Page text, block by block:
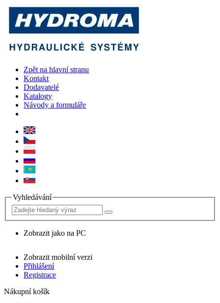
Zpět na hlavní stranu
Kontakt
Dodavatelé
Katalogy
Návody a formuláře
Vyhledávání
Zobrazit jako na PC
Zobrazit mobilní verzi
Přihlášení
Registrace
Nákupní košík